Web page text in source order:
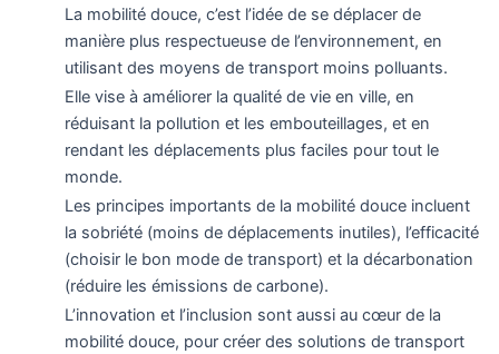
La mobilité douce, c’est l’idée de se déplacer de
manière plus respectueuse de l’environnement, en
utilisant des moyens de transport moins polluants.
Elle vise à améliorer la qualité de vie en ville, en
réduisant la pollution et les embouteillages, et en
rendant les déplacements plus faciles pour tout le
monde.
Les principes importants de la mobilité douce incluent
la sobriété (moins de déplacements inutiles), l’efficacité
(choisir le bon mode de transport) et la décarbonation
(réduire les émissions de carbone).
L’innovation et l’inclusion sont aussi au cœur de la
mobilité douce, pour créer des solutions de transport